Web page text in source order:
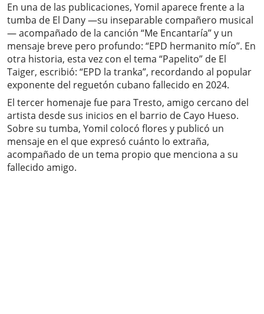
En una de las publicaciones, Yomil aparece frente a la
tumba de El Dany —su inseparable compañero musical
— acompañado de la canción “Me Encantaría” y un
mensaje breve pero profundo: “EPD hermanito mío”. En
otra historia, esta vez con el tema “Papelito” de El
Taiger, escribió: “EPD la tranka”, recordando al popular
exponente del reguetón cubano fallecido en 2024.
El tercer homenaje fue para Tresto, amigo cercano del
artista desde sus inicios en el barrio de Cayo Hueso.
Sobre su tumba, Yomil colocó flores y publicó un
mensaje en el que expresó cuánto lo extraña,
acompañado de un tema propio que menciona a su
fallecido amigo.